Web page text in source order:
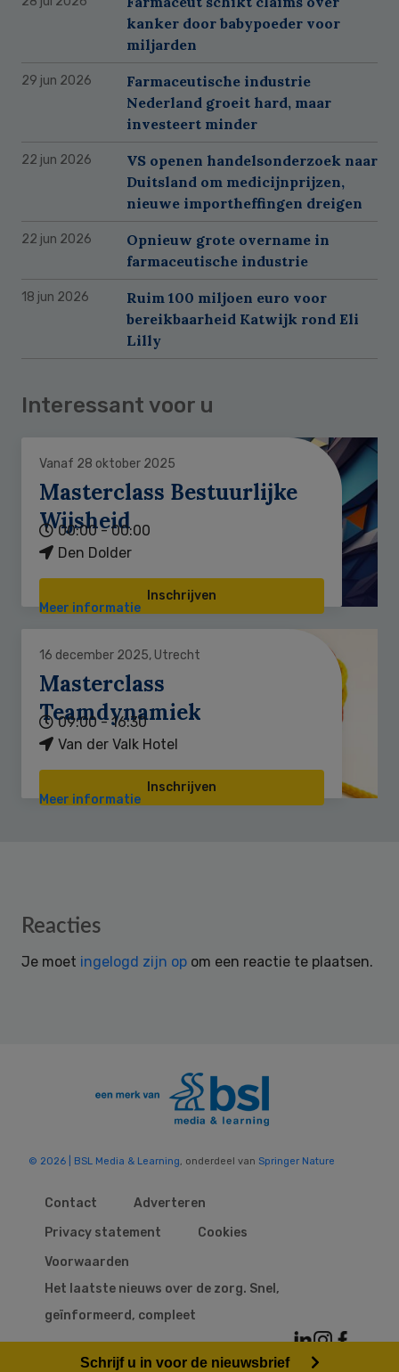
kanker door babypoeder voor
miljarden
29 jun 2026
Farmaceutische industrie
Nederland groeit hard, maar
investeert minder
22 jun 2026
VS openen handelsonderzoek naar
Duitsland om medicijnprijzen,
nieuwe importheffingen dreigen
22 jun 2026
Opnieuw grote overname in
farmaceutische industrie
18 jun 2026
Ruim 100 miljoen euro voor
bereikbaarheid Katwijk rond Eli
Lilly
Interessant voor u
Vanaf 28 oktober 2025
Masterclass Bestuurlijke
Wijsheid
00:00 - 00:00
Den Dolder
Inschrijven
Meer informatie
16 december 2025, Utrecht
Masterclass
Teamdynamiek
09:00 - 16:30
Van der Valk Hotel
Inschrijven
Meer informatie
Reader
Reacties
Je moet ingelogd zijn op om een reactie te plaatsen.
© 2026 | BSL Media & Learning, onderdeel van Springer Nature
Contact
Adverteren
Privacy statement
Cookies
Voorwaarden
Het laatste nieuws over de zorg. Snel,
geïnformeerd, compleet
Schrijf u in voor de nieuwsbrief